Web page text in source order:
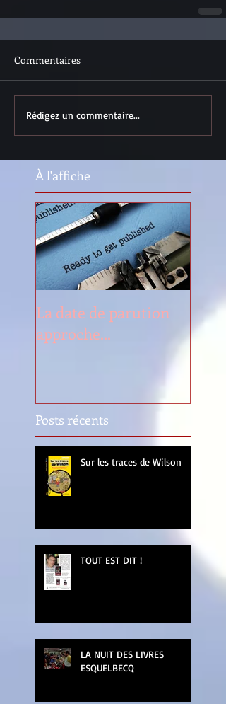
Commentaires
Rédigez un commentaire...
À l'affiche
La date de parution
approche...
Posts récents
Sur les traces de Wilson
TOUT EST DIT !
LA NUIT DES LIVRES
ESQUELBECQ